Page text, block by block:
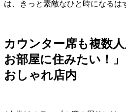
は、きっと素敵なひと時になるは
カウンター席も複数
お部屋に住みたい！
おしゃれ店内